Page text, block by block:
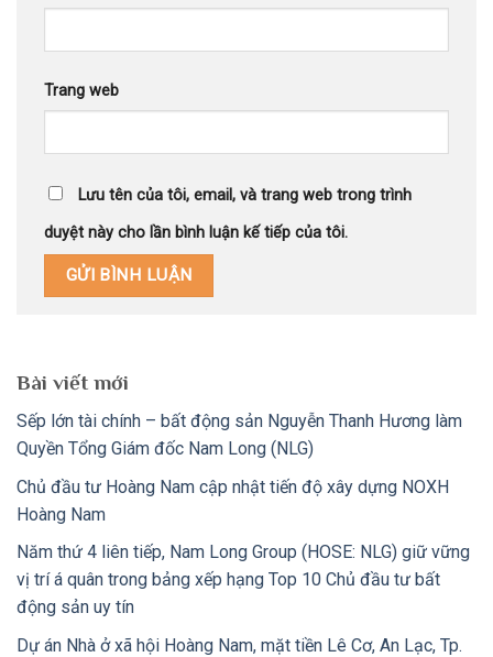
Trang web
Lưu tên của tôi, email, và trang web trong trình
duyệt này cho lần bình luận kế tiếp của tôi.
Bài viết mới
Sếp lớn tài chính – bất động sản Nguyễn Thanh Hương làm
Quyền Tổng Giám đốc Nam Long (NLG)
Chủ đầu tư Hoàng Nam cập nhật tiến độ xây dựng NOXH
Hoàng Nam
Năm thứ 4 liên tiếp, Nam Long Group (HOSE: NLG) giữ vững
vị trí á quân trong bảng xếp hạng Top 10 Chủ đầu tư bất
động sản uy tín
Dự án Nhà ở xã hội Hoàng Nam, mặt tiền Lê Cơ, An Lạc, Tp.